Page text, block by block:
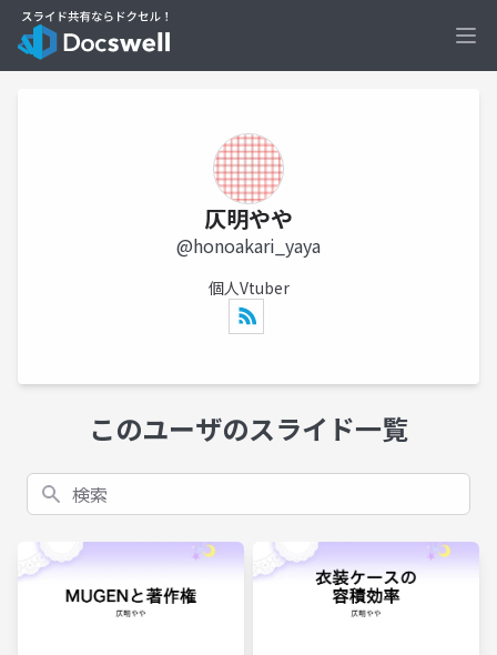
仄明やや
@honoakari_yaya
個人Vtuber
このユーザのスライド一覧
検索